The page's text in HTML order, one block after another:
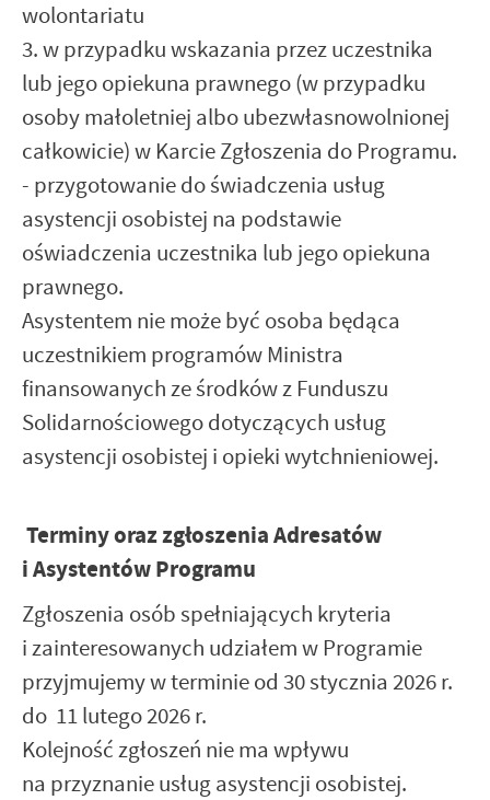
wolontariatu
3. w przypadku wskazania przez uczestnika
lub jego opiekuna prawnego (w przypadku
osoby małoletniej albo ubezwłasnowolnionej
całkowicie) w Karcie Zgłoszenia do Programu.
- przygotowanie do świadczenia usług
asystencji osobistej na podstawie
oświadczenia uczestnika lub jego opiekuna
prawnego.
Asystentem nie może być osoba będąca
uczestnikiem programów Ministra
finansowanych ze środków z Funduszu
Solidarnościowego dotyczących usług
asystencji osobistej i opieki wytchnieniowej.
Terminy oraz zgłoszenia Adresatów
i Asystentów Programu
Zgłoszenia osób spełniających kryteria
i zainteresowanych udziałem w Programie
przyjmujemy w terminie od 30 stycznia 2026 r.
do 11 lutego 2026 r.
Kolejność zgłoszeń nie ma wpływu
na przyznanie usług asystencji osobistej.